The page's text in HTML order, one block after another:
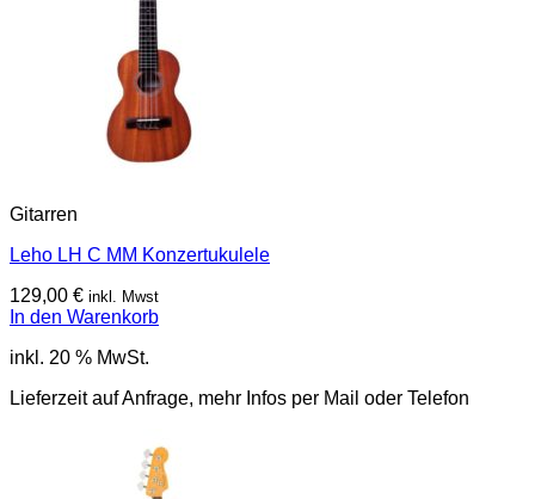
Gitarren
Leho LH C MM Konzertukulele
129,00 € inkl. Mwst
In den Warenkorb
inkl. 20 % MwSt.
Lieferzeit auf Anfrage, mehr Infos per Mail oder Telefon